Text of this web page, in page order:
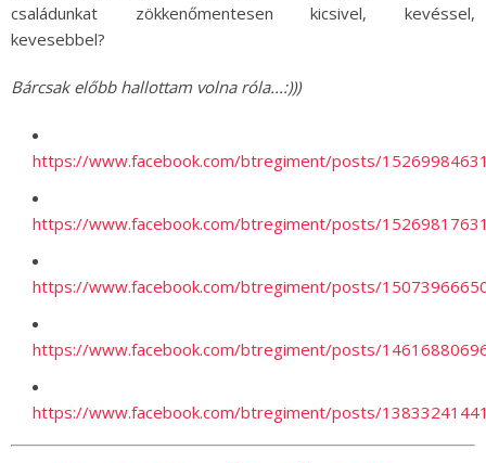
családunkat zökkenőmentesen kicsivel, kevéssel,
kevesebbel?
Bárcsak előbb hallottam volna róla...:)))
https://www.facebook.com/btregiment/posts/
https://www.facebook.com/btregiment/posts/
https://www.facebook.com/btregiment/posts/
https://www.facebook.com/btregiment/posts/
https://www.facebook.com/btregiment/posts/